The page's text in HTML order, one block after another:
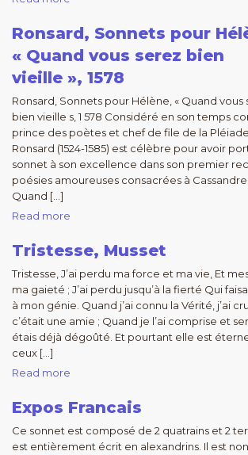
Ronsard, Sonnets pour
« Quand vous serez bien
vieille », 1578
Ronsard, Sonnets pour Hélène, « Quand vous
bien vieille s, 1 578 Considéré en son temps
prince des poètes et chef de file de la Pléiade,
Ronsard (1524-1585) est célèbre pour avoir
sonnet à son excellence dans son premier
poésies amoureuses consacrées à Cassandre
Quand […]
Read more
Tristesse, Musset
Tristesse, J’ai perdu ma force et ma vie, Et
ma gaieté ; J’ai perdu jusqu’à la fierté Qui
à mon génie. Quand j’ai connu la Vérité, j’ai
c’était une amie ; Quand je l’ai comprise et
étais déjà dégoûté. Et pourtant elle est
ceux […]
Read more
Expos Francais
Ce sonnet est composé de 2 quatrains et 2
est entièrement écrit en alexandrins. Il est non